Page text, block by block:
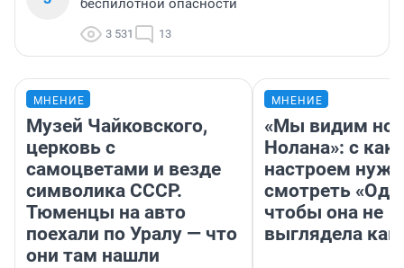
беспилотной опасности
3 531 13
МНЕНИЕ
Музей Чайковского,
церковь с
самоцветами и везде
символика СССР.
Тюменцы на авто
поехали по Уралу — что
они там нашли
МНЕНИЕ
«Мы видим
Нолана»: с
настроем
смотреть
чтобы она не
выглядела как